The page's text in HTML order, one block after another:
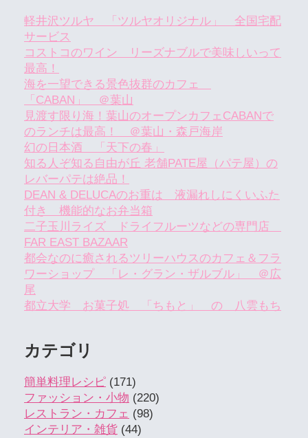
軽井沢ツルヤ 「ツルヤオリジナル」 全国宅配
サービス
コストコのワイン リーズナブルで美味しいって
最高！
海を一望できる景色抜群のカフェ
「CABAN」 ＠葉山
見渡す限り海！葉山のオープンカフェCABANで
のランチは最高！ ＠葉山・森戸海岸
幻の日本酒 「天下の春」
知る人ぞ知る自由が丘 老舗PATE屋（パテ屋）の
レバーパテは絶品！
DEAN & DELUCAのお重は 液漏れしにくいふた
付き 機能的なお弁当箱
二子玉川ライズ ドライフルーツなどの専門店
FAR EAST BAZAAR
都会なのに癒されるツリーハウスのカフェ＆フラ
ワーショップ 「レ・グラン・ザルブル」 ＠広
尾
都立大学 お菓子処 「ちもと」 の 八雲もち
カテゴリ
簡単料理レシピ (171)
ファッション・小物 (220)
レストラン・カフェ (98)
インテリア・雑貨 (44)